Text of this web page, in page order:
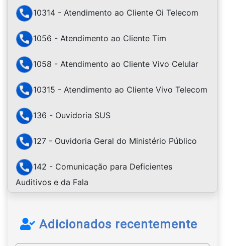
10314 - Atendimento ao Cliente Oi Telecom
1056 - Atendimento ao Cliente Tim
1058 - Atendimento ao Cliente Vivo Celular
10315 - Atendimento ao Cliente Vivo Telecom
136 - Ouvidoria SUS
127 - Ouvidoria Geral do Ministério Público
142 - Comunicação para Deficientes
Auditivos e da Fala
Adicionados recentemente